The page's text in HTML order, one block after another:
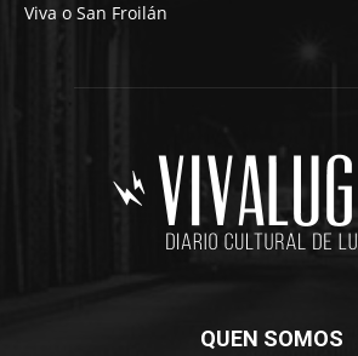
Viva o San Froilán
QUEN SOMOS